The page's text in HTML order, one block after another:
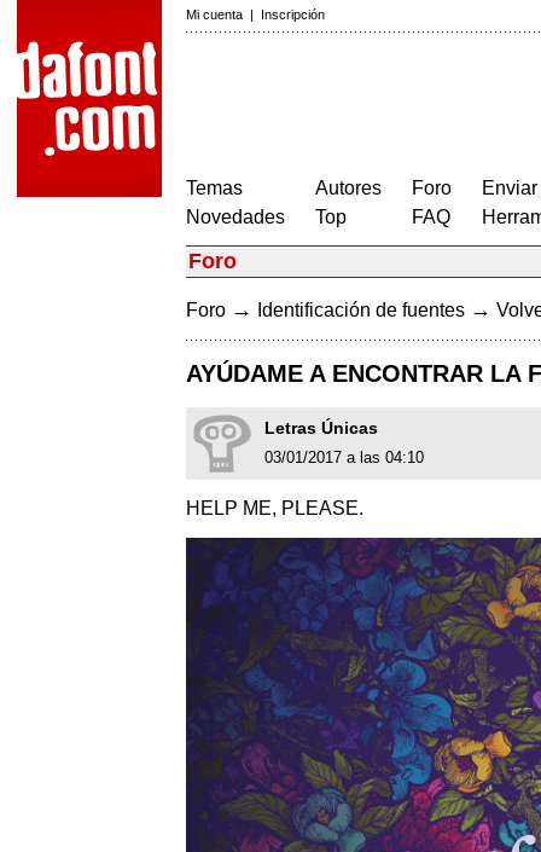
Mi cuenta | Inscripción
Temas
Novedades
Autores
Top
Foro
FAQ
Foro
Foro → Identificación de fuentes →
AYÚDAME A ENCONTRAR LA
Letras Únicas
03/01/2017 a las 04:10
HELP ME, PLEASE.